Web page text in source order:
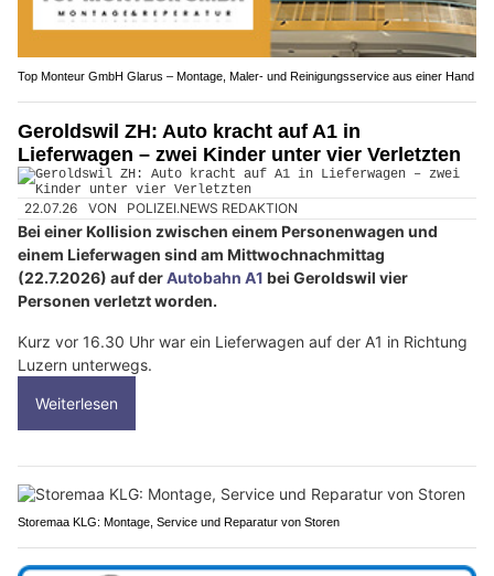
Top Monteur GmbH Glarus – Montage, Maler- und Reinigungsservice aus einer Hand
Geroldswil ZH: Auto kracht auf A1 in
Lieferwagen – zwei Kinder unter vier Verletzten
22.07.26 VON POLIZEI.NEWS REDAKTION
Bei einer Kollision zwischen einem Personenwagen und
einem Lieferwagen sind am Mittwochnachmittag
(22.7.2026) auf derAutobahn A1 bei Geroldswil vier
Personen verletzt worden.
Kurz vor 16.30 Uhr war ein Lieferwagen auf der A1 in Richtung
Luzern unterwegs.
Weiterlesen
Storemaa KLG: Montage, Service und Reparatur von Storen